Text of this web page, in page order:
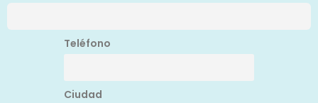
Teléfono
Ciudad